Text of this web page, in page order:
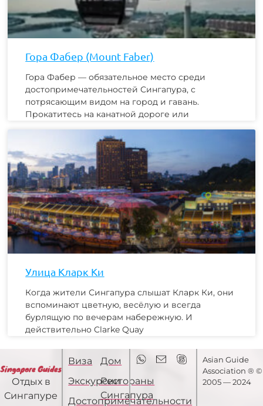
Гора Фабер (Mount Faber)
Гора Фабер — обязательное место среди
достопримечательностей Сингапура, с
потрясающим видом на город и гавань.
Прокатитесь на канатной дороге или
Улица Кларк Ки
Когда жители Сингапура слышат Кларк Ки, они
вспоминают цветную, весёлую и всегда
бурлящую по вечерам набережную. И
действительно Clarke Quay
Отдых в
Сингапуре
Виза
Экскурсии
Достопримечательности
Дом
Рестораны
Сингапура
Asian Guide
Association ® ©
2005 — 2024